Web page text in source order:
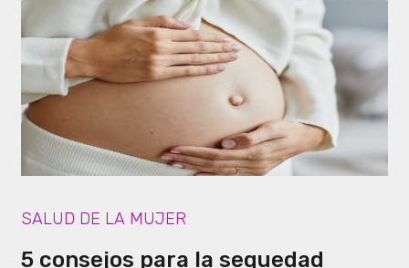
SALUD DE LA MUJER
5 consejos para la sequedad